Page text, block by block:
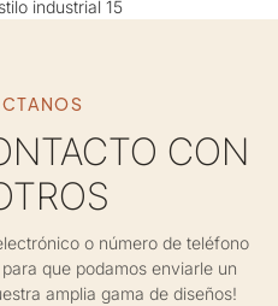
CON
o número de teléfono
que podamos enviarle un
amplia gama de diseños!